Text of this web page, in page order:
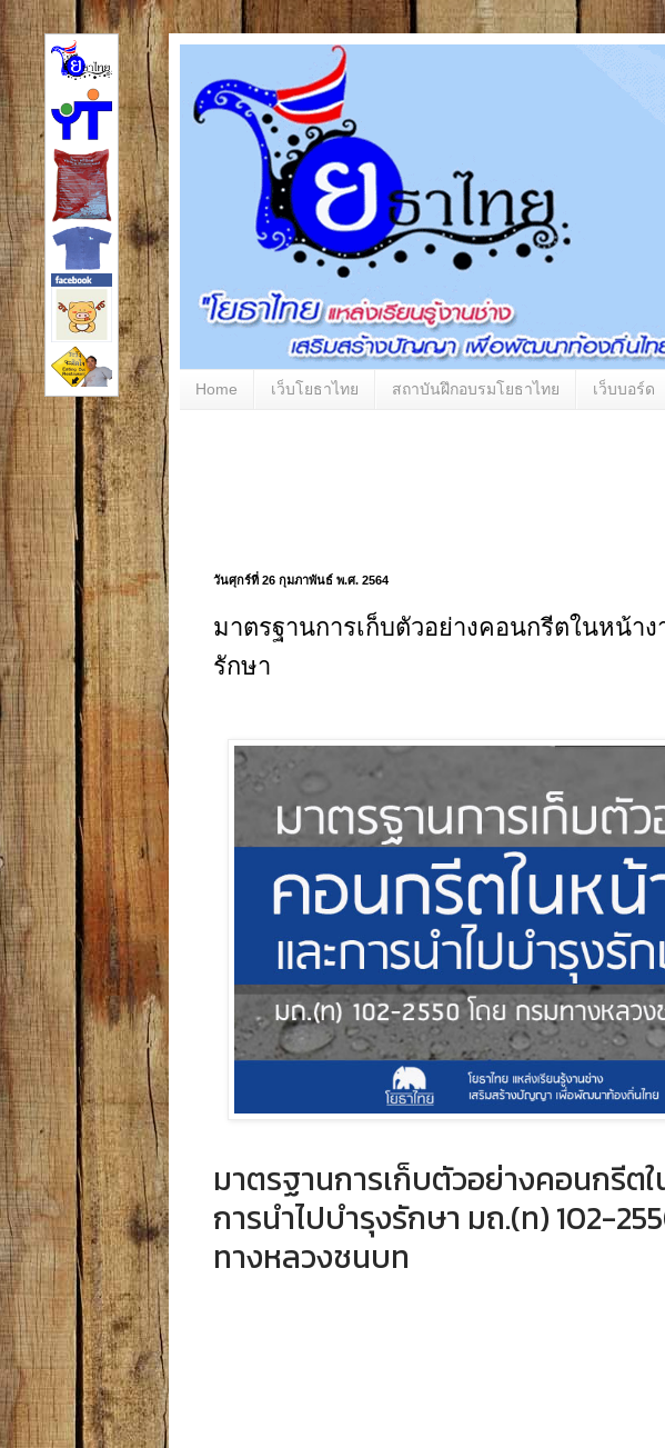
Home เว็บโยธาไทย สถาบันฝึกอบรมโยธาไทย เว็บบอร์ด
วันศุกร์ที่ 26 กุมภาพันธ์ พ.ศ. 2564
มาตรฐานการเก็บตัวอย่างคอนกรีตในหน้า
รักษา
มาตรฐานการเก็บตัวอย่างคอนกรีตใ
การนำไปบำรุงรักษา มถ.(ท) 102-
ทางหลวงชนบท